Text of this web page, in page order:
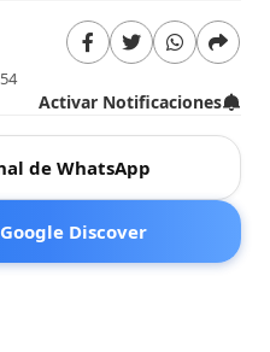
Activar Notificaciones
de WhatsApp
Discover